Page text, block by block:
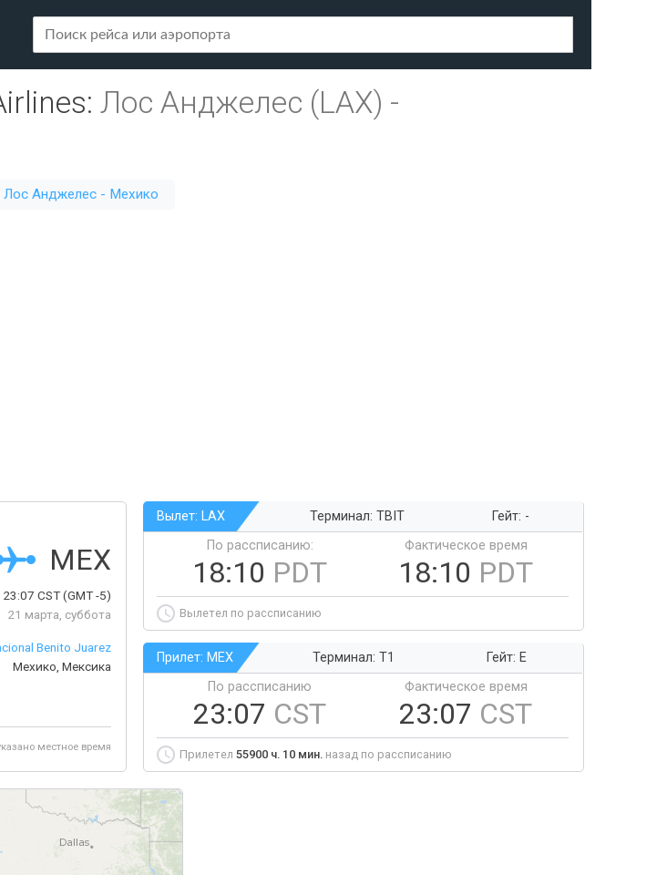
: Лос Анджелес (LAX) -
Лос Анджелес - Мехико
MEX
23:07CST(GMT -5)
21 марта, суббота
Benito Juarez
Мехико, Мексика
местное время
Вылет: LAX Терминал: TBIT
Гейт: -
По рассписанию:
18:10 PDT
Фактическое время
18:10 PDT
Вылетел по рассписанию
Прилет: MEX Терминал: T1
Гейт: E
По рассписанию
23:07 CST
Фактическое время
23:07 CST
Прилетел 55900 ч. 10 мин. назад по рассписанию